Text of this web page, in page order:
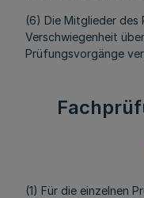
(6) Die Mitglieder des
Verschwiegenheit
Prüfungsvorgänge
(1) Für die einzelnen